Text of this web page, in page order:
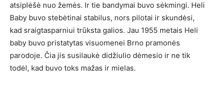
atsiplėšė nuo žemės. Ir tie bandymai buvo sėkmingi. Heli
Baby buvo stebėtinai stabilus, nors pilotai ir skundėsi,
kad sraigtasparniui trūksta galios. Jau 1955 metais Heli
baby buvo pristatytas visuomenei Brno pramonės
parodoje. Čia jis susilaukė didžiulio dėmesio ir ne tik
todėl, kad buvo toks mažas ir mielas.